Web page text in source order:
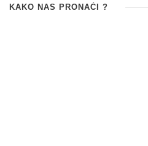
KAKO NAS PRONAĆI ?